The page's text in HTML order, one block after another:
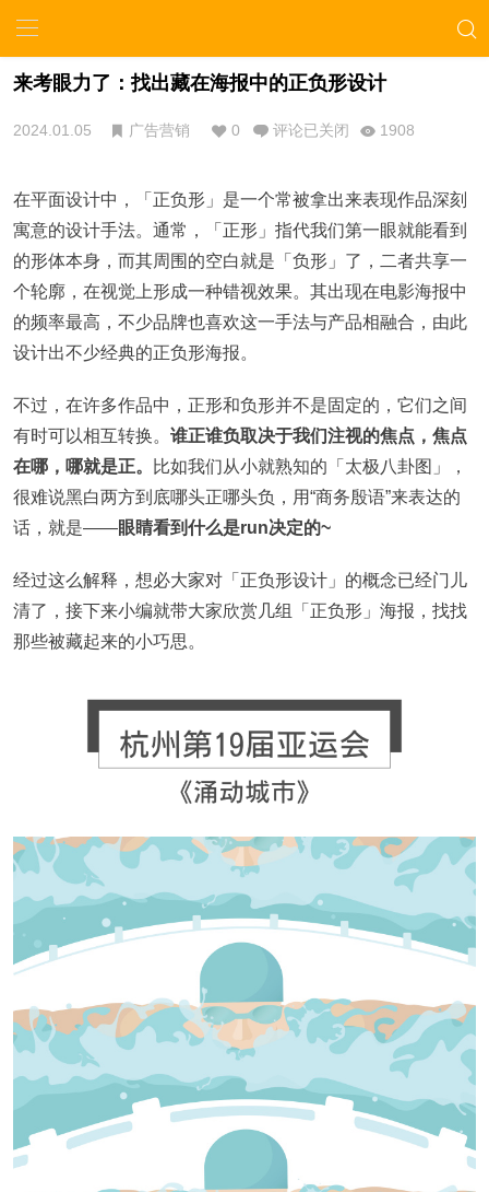
来考眼力了：找出藏在海报中的正负形设计
2024.01.05 广告营销 0 评论已关闭 1908
在平面设计中，「正负形」是一个常被拿出来表现作品深刻
寓意的设计手法。通常，「正形」指代我们第一眼就能看到
的形体本身，而其周围的空白就是「负形」了，二者共享一
个轮廓，在视觉上形成一种错视效果。其出现在电影海报中
的频率最高，不少品牌也喜欢这一手法与产品相融合，由此
设计出不少经典的正负形海报。
不过，在许多作品中，正形和负形并不是固定的，它们之间
有时可以相互转换。 谁正谁负取决于我们注视的焦点，焦点
在哪，哪就是正。
比如我们从小就熟知的「太极八卦图」，
很难说黑白两方到底哪头正哪头负，用“商务殷语”来表达的
话，就是——眼睛看到什么是run决定的~
经过这么解释，想必大家对「正负形设计」的概念已经门儿
清了，接下来小编就带大家欣赏几组「正负形」海报，找找
那些被藏起来的小巧思。